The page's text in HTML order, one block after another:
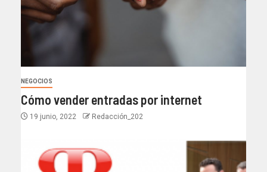
NEGOCIOS
Cómo vender entradas por internet
19 junio, 2022 Redacción_202